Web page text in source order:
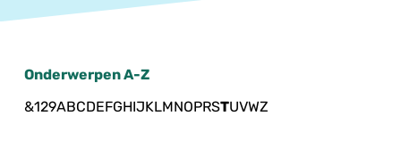
Onderwerpen A-Z
&129ABCDEFGHIJKLMNOPRSTUVWZ